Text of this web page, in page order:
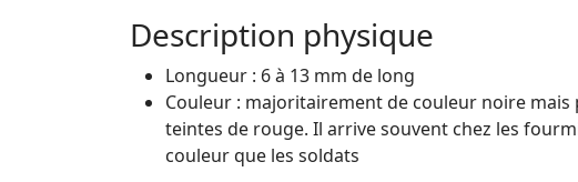
Description physique
Longueur : 6 à 13 mm de long
Couleur : majoritairement de couleur noire
teintes de rouge. Il arrive souvent chez les
couleur que les soldats